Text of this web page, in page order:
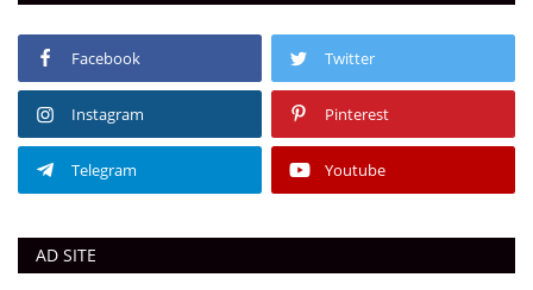
Facebook Twitter
Instagram Pinterest
Telegram Youtube
AD SITE